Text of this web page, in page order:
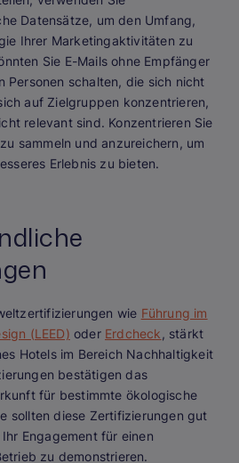
Datensätze, um den Umfang,
Ihrer Marketingaktivitäten zu
Sie E-Mails ohne Empfänger
Personen schalten, die sich nicht
auf Zielgruppen konzentrieren,
relevant sind. Konzentrieren Sie
sammeln und anzureichern, um
Erlebnis zu bieten.
wie Führung im
(LEED) oder Erdcheck , stärkt
Hotels im Bereich Nachhaltigkeit
bestätigen das
für bestimmte ökologische
sollten diese Zertifizierungen gut
Engagement für einen
zu demonstrieren.